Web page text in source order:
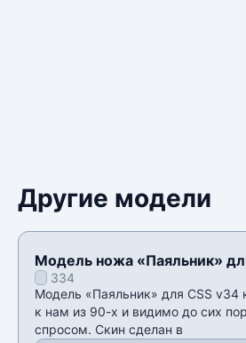
Другие модели
Модель ножа «Паяльник»
334
Модель «Паяльник» для CSS v34
к нам из 90-х и видимо до сих
спросом. Скин сделан в